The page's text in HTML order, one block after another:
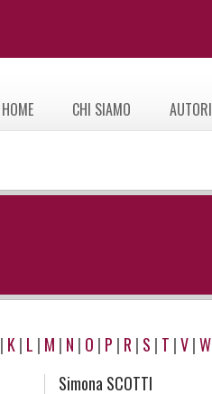
HOME CHI SIAMO AUTORI
| K | L | M | N | O | P | R | S | T |V |W
Simona SCOTTI